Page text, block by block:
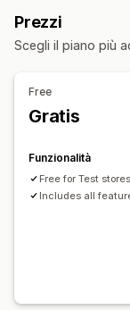
Personalizzazione
Aggiunta di tag
Componenti
CSS
Pacchetti
Analisi
Tassi di
Prezzi
Scegli il piano più
Free
Gratis
Funzionalità
Free for Test
Includes all